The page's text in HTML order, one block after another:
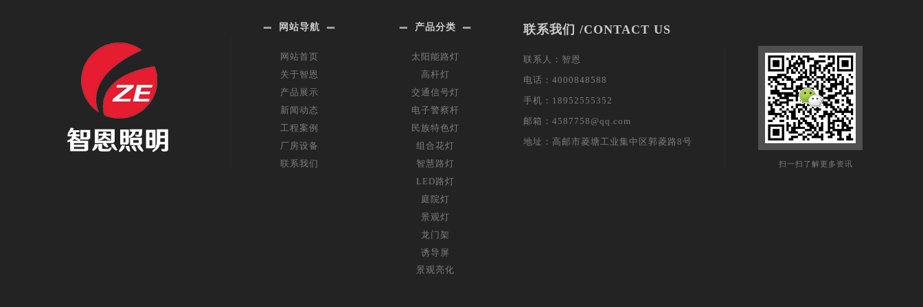
网站导航
网站首页
关于智恩
产品展示
新闻动态
工程案例
厂房设备
联系我们
产品分类
太阳能路灯
高杆灯
交通信号灯
电子警察杆
民族特色灯
组合花灯
智慧路灯
LED路灯
庭院灯
景观灯
龙门架
诱导屏
景观亮化
联系我们 /CONTACT US
联系人：智恩
电话：4000848588
手机：18952555352
邮箱：4587758@qq.com
地址：高邮市菱塘工业集中区郭菱路8号
扫一扫了解更多资讯